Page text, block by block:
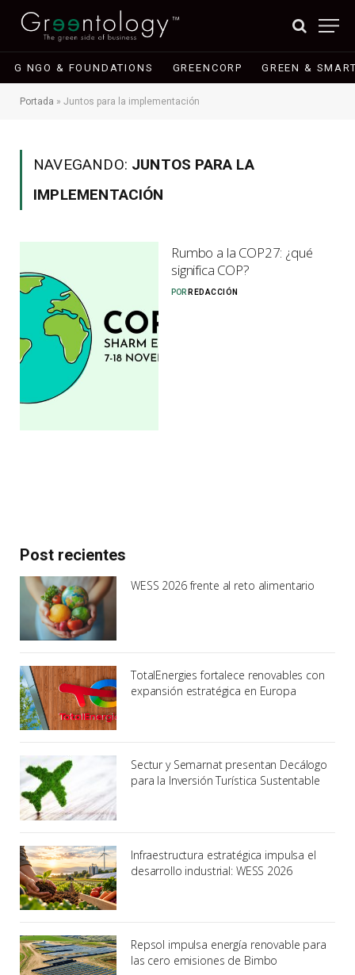
G NGO & FOUNDATIONS GREENCORP GREEN &
Portada » Juntos para la implementación
NAVEGANDO: JUNTOS PARA LA
IMPLEMENTACIÓN
Rumbo a la COP27: ¿qué
significa COP?
POR REDACCIÓN
Post recientes
WESS 2026 frente al reto alimentario
TotalEnergies fortalece renovables con
expansión estratégica en Europa
Sectur y Semarnat presentan Decálogo
para la Inversión Turística Sustentable
Infraestructura estratégica impulsa el
desarrollo industrial: WESS 2026
Repsol impulsa energía renovable para
las cero emisiones de Bimbo